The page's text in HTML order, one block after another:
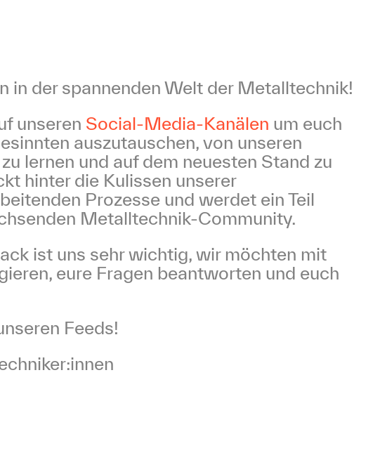
in der spannenden Welt der Metalltechnik!
unseren Social-Media-Kanälen um euch
auszutauschen, von unseren
lernen und auf dem neuesten Stand zu
hinter die Kulissen unserer
Prozesse und werdet ein Teil
Metalltechnik-Community.
ist uns sehr wichtig, wir möchten mit
eure Fragen beantworten und euch
Feeds!